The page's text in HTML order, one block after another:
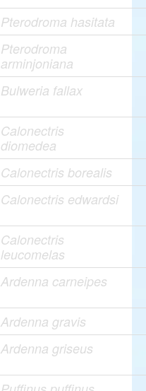
Pterodroma hasitata
Pterodroma
arminjoniana
Bulweria fallax
Calonectris
diomedea
Calonectris borealis
Calonectris edwardsi
Calonectris
leucomelas
Ardenna carneipes
Ardenna gravis
Ardenna griseus